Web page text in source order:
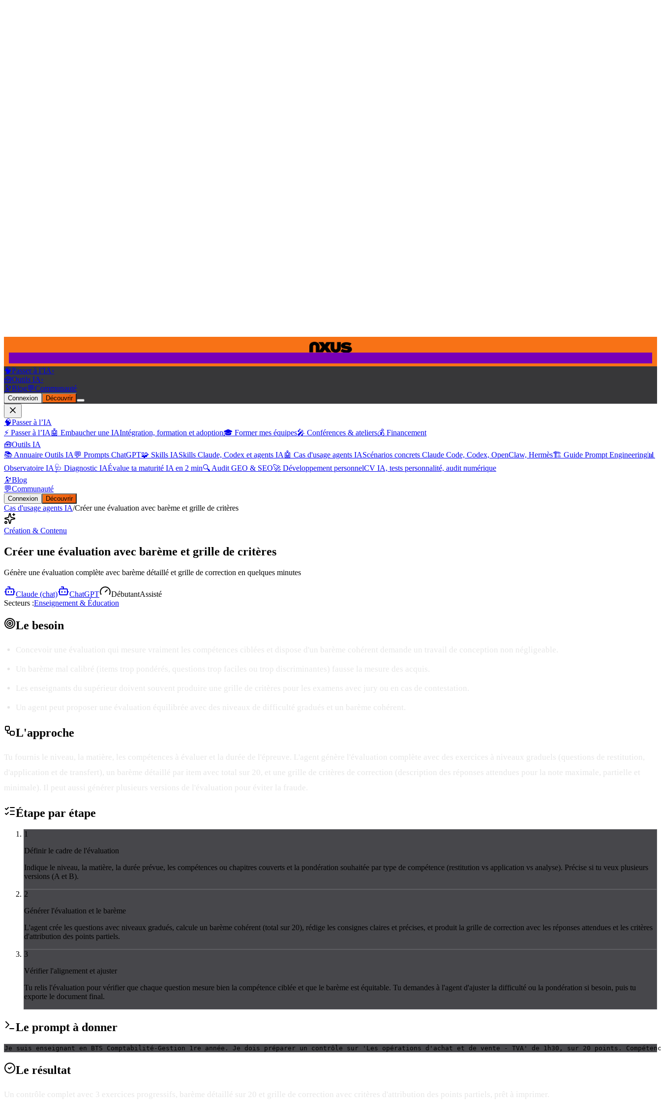
🧠Passer à l’IA›
🧰Outils IA›
🔭Blog💬Communauté
Connexion Découvrir
🧠Passer à l’IA
⚡ Passer à l’IA 🤖 Embaucher une IAIntégration, formation et adoption🎓 Former mes équipes🎤 Conférences & ateliers💰 Financement
🧰Outils IA
📚 Annuaire Outils IA 💬 Prompts ChatGPT🧩 Skills IASkills Claude, Codex et agents IA 🤖 Cas d'usage agents IAScénarios concrets Claude Code, Codex, OpenClaw, Hermès🏗️ Guide Prompt Engineering📊
Observatoire IA 🩺 Diagnostic IAÉvalue ta maturité IA en 2 min🔍 Audit GEO & SEO🚀 Développement personnelCV IA, tests personnalité, audit numérique
🔭Blog
💬Communauté
Connexion Découvrir
Cas d'usage agents IA/Créer une évaluation avec barème et grille de critères
Création & Contenu
Créer une évaluation avec barème et grille de critères
Génère une évaluation complète avec barème détaillé et grille de correction en quelques minutes
Claude (chat) ChatGPT DébutantAssisté
Secteurs :Enseignement & Éducation
Le besoin
Concevoir une évaluation qui mesure vraiment les compétences ciblées et dispose d'un barème cohérent demande un travail de conception non négligeable.
Un barème mal calibré (items trop pondérés, questions trop faciles ou trop discriminantes) fausse la mesure des acquis.
Les enseignants du supérieur doivent souvent produire une grille de critères pour les examens avec jury ou en cas de contestation.
Un agent peut proposer une évaluation équilibrée avec des niveaux de difficulté gradués et un barème cohérent.
L'approche
Tu fournis le niveau, la matière, les compétences à évaluer et la durée de l'épreuve. L'agent génère l'évaluation complète avec des exercices à niveaux graduels (questions de restitution,
d'application et de transfert), un barème détaillé par item avec total sur 20, et une grille de critères de correction (description des réponses attendues pour la note maximale, partielle et
minimale). Il peut aussi générer plusieurs versions de l'évaluation pour éviter la fraude.
Étape par étape
1
Définir le cadre de l'évaluation
Indique le niveau, la matière, la durée prévue, les compétences ou chapitres couverts et la pondération souhaitée par type de compétence (restitution vs application vs analyse). Précise si tu veux plusieurs
versions (A et B).
2
Générer l'évaluation et le barème
L'agent crée les questions avec niveaux gradués, calcule un barème cohérent (total sur 20), rédige les consignes claires et précises, et produit la grille de correction avec les réponses attendues et les critères
d'attribution des points partiels.
3
Vérifier l'alignement et ajuster
Tu relis l'évaluation pour vérifier que chaque question mesure bien la compétence ciblée et que le barème est équitable. Tu demandes à l'agent d'ajuster la difficulté ou la pondération si besoin, puis tu
exporte le document final.
Le prompt à donner
Je suis enseignant en BTS Comptabilité-Gestion 1re année. Je dois préparer un contrôle sur 'Les opérations d'achat et de vente - TVA' de 1h30, sur 20 points.
Le résultat
Un contrôle complet avec 3 exercices progressifs, barème détaillé sur 20 et grille de correction avec critères d'attribution des points partiels, prêt à imprimer.